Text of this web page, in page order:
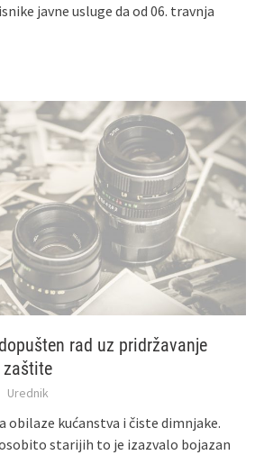
javne usluge da od 06. travnja
rad uz pridržavanje
zaštite
Urednik
obilaze kućanstva i čiste dimnjake.
starijih to je izazvalo bojazan